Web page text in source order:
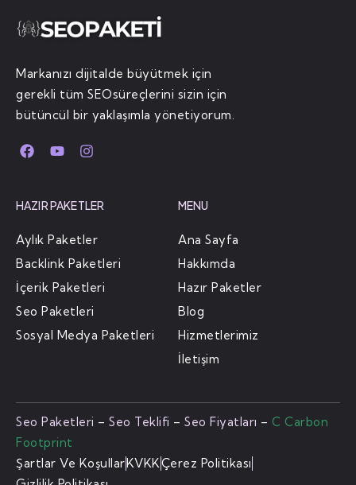
Markanızı dijitalde büyütmek için
gerekli tüm SEOsüreçlerini sizin için
bütüncül bir yaklaşımla yönetiyorum.
HAZIR PAKETLER
Aylık Paketler
Backlink Paketleri
İçerik Paketleri
Seo Paketleri
Sosyal Medya Paketleri
MENU
Ana Sayfa
Hakkımda
Hazır Paketler
Blog
Hizmetlerimiz
İletişim
Seo Paketleri – Seo Teklifi – Seo Fiyatları – C Carbon
Footprint
Şartlar Ve KoşullarKVKKÇerez Politikası